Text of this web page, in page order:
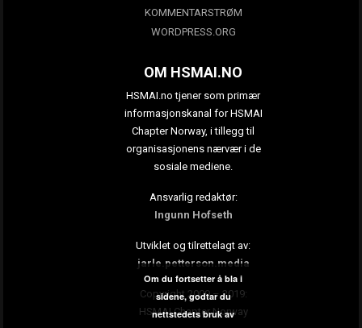
KOMMENTARSTRØM
WORDPRESS.ORG
OM HSMAI.NO
HSMAI.no tjener som primær
informasjonskanal for HSMAI
Chapter Norway, i tillegg til
organisasjonens nærvær i de
sosiale mediene.
Ansvarlig redaktør:
Ingunn Hofseth
Utviklet og tilrettelagt av:
jarle.petterson.media
Copyright 2009 – 2019:
HSMAI Chapter Norway
Om du fortsetter å bla i
sidene, godtar du
nettstedets bruk av